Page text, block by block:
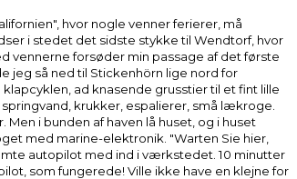
hvor nogle venner ferierer, må
i stedet det sidste stykke til Wendtorf, hvor
vennerne forsøder min passage af det første
jeg så ned til Stickenhörn lige nord for
ad knasende grusstier til et fint lille
springvand, krukker, espalierer, små lækroge.
i bunden af haven lå huset, og i huset
med marine-elektronik. "Warten Sie hier,
autopilot med ind i værkstedet. 10 minutter
som fungerede! Ville ikke have en klejne for